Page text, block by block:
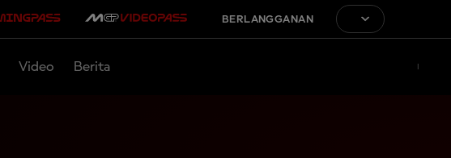
BERLANGGANAN
Video Berita